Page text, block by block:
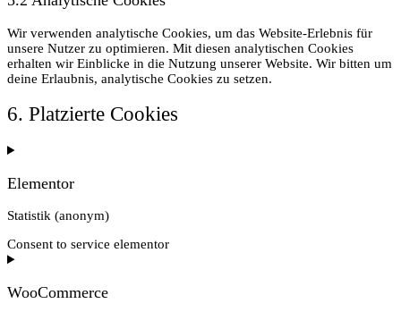
Wir verwenden analytische Cookies, um das Website-Erlebnis für
unsere Nutzer zu optimieren. Mit diesen analytischen Cookies
erhalten wir Einblicke in die Nutzung unserer Website. Wir bitten um
deine Erlaubnis, analytische Cookies zu setzen.
6. Platzierte Cookies
Elementor
Statistik (anonym)
Consent to service elementor
WooCommerce